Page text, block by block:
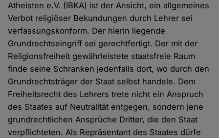
Atheisten e.V. (IBKA) ist der Ansicht, ein allgemeines
Verbot religiöser Bekundungen durch Lehrer sei
verfassungskonform. Der hierin liegende
Grundrechtseingriff sei gerechtfertigt. Der mit der
Religionsfreiheit gewährleistete staatsfreie Raum
finde seine Schranken jedenfalls dort, wo durch den
Grundrechtsträger der Staat selbst handele. Dem
Freiheitsrecht des Lehrers trete nicht ein Anspruch
des Staates auf Neutralität entgegen, sondern jene
grundrechtlichen Ansprüche Dritter, die den Staat
verpflichteten. Als Repräsentant des Staates dürfe